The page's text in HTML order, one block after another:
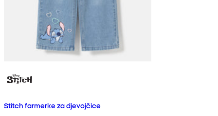
Stitch farmerke za djevojčice